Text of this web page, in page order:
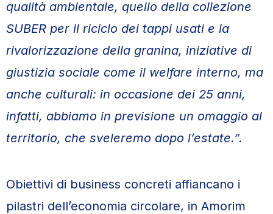
qualità ambientale, quello della collezione
SUBER per il riciclo dei tappi usati e la
rivalorizzazione della granina, iniziative di
giustizia sociale come il welfare interno, ma
anche culturali: in occasione dei 25 anni,
infatti, abbiamo in previsione un omaggio al
territorio, che sveleremo dopo l’estate.”.
Obiettivi di business concreti affiancano i
pilastri dell’economia circolare, in Amorim